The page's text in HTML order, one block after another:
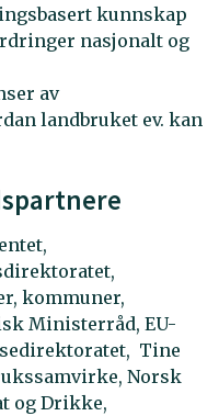
kunnskap
nasjonalt og
av
landbruket ev. kan
kommuner,
Ministerråd, EU-
Tine
Norsk
og Drikke,